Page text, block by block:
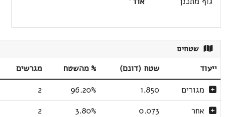
שטחים
ייעוד שטח (דונם) % מהשטח מגרשים
מגורים
1.850
96.20%
2
אחר
0.073
3.80%
2